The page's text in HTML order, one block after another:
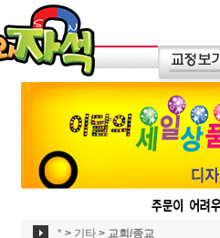
* > 기타 > 교회/종교